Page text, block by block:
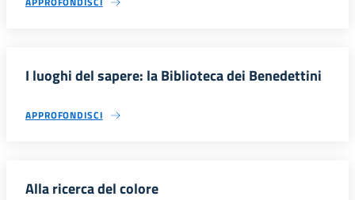
I luoghi del sapere: la Biblioteca dei Benedettini
APPROFONDISCI
Alla ricerca del colore